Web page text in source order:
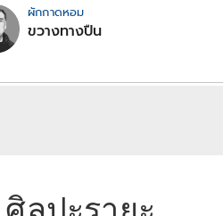
ผักกาดหอม
ขวางทางปืน